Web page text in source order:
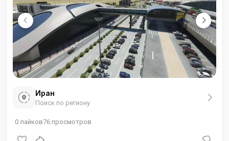
Иран
Поиск по региону
0 лайков76 просмотров